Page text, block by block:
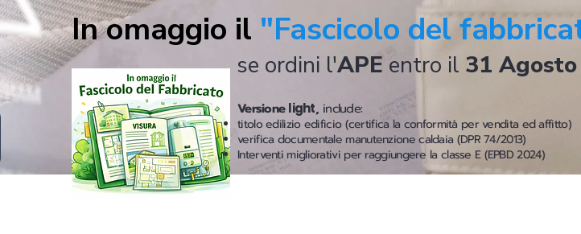
In omaggio il "Fascicolo del
se ordini l'APE entro il 31 Agosto
Versionelight,include:
titolo edilizio edificio (certifica la conformità per vendita ed affitto)
verifica documentale manutenzione caldaia (DPR 74/2013)
Interventi migliorativi per raggiungere la classe E (EPBD 2024)